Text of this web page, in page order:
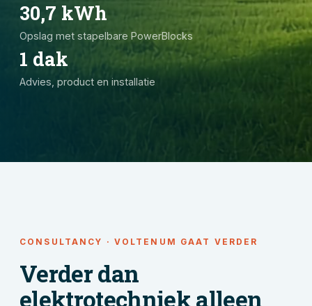
30,7 kWh
Opslag met stapelbare PowerBlocks
1 dak
Advies, product en installatie
CONSULTANCY · VOLTENUM GAAT VERDER
Verder dan
elektrotechniek alleen